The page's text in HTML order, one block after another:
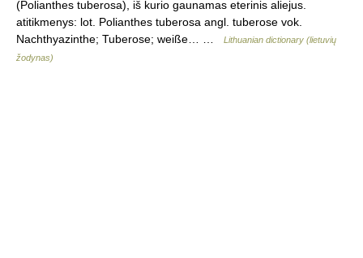
(Polianthes tuberosa), iš kurio gaunamas eterinis aliejus.
atitikmenys: lot. Polianthes tuberosa angl. tuberose vok.
Nachthyazinthe; Tuberose; weiße… …
Lithuanian dictionary (lietuvių
žodynas)